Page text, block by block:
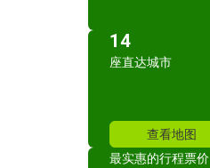
14
座直达城市
查看地图
最实惠的行程票价